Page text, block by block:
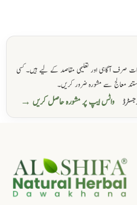
صرف آگاہی اور تعلیمی مقاصد کے لیے ہیں۔ کسی
معالج سے مشورہ ضرور کریں۔
واٹس ایپ پر مشورہ حاصل کریں →